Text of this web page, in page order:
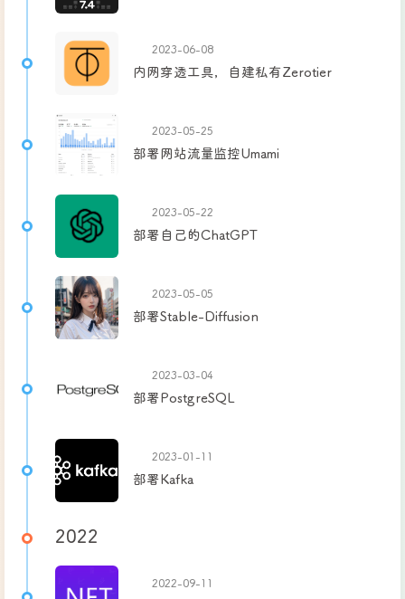
2023-06-08
内网穿透工具，自建私有Zerotier
2023-05-25
部署网站流量监控Umami
2023-05-22
部署自己的ChatGPT
2023-05-05
部署Stable-Diffusion
2023-03-04
部署PostgreSQL
2023-01-11
部署Kafka
2022
2022-09-11